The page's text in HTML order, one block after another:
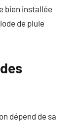
bien installée
de pluie
dépend de sa